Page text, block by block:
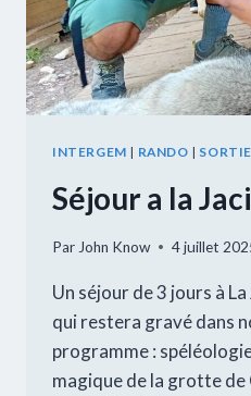
INTERGEM | RANDO | SORTIE
Séjour a la
Par John Know 4 juillet
Un séjour de 3 jours à
qui restera gravé dans
programme :
magique de la grotte de